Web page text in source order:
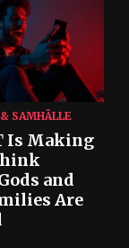
SAMHÄLLE
Is Making
and
Are